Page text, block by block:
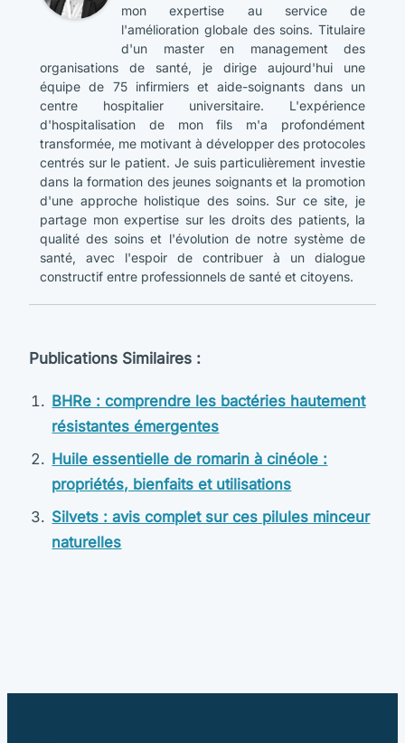
mon expertise au service de
l'amélioration globale des soins. Titulaire
d'un master en management des
organisations de santé, je dirige aujourd'hui une
équipe de 75 infirmiers et aide-soignants dans un
centre hospitalier universitaire. L'expérience
d'hospitalisation de mon fils m'a profondément
transformée, me motivant à développer des protocoles
centrés sur le patient. Je suis particulièrement investie
dans la formation des jeunes soignants et la promotion
d'une approche holistique des soins. Sur ce site, je
partage mon expertise sur les droits des patients, la
qualité des soins et l'évolution de notre système de
santé, avec l'espoir de contribuer à un dialogue
constructif entre professionnels de santé et citoyens.
Publications Similaires :
BHRe : comprendre les bactéries hautement
résistantes émergentes
Huile essentielle de romarin à cinéole :
propriétés, bienfaits et utilisations
Silvets : avis complet sur ces pilules minceur
naturelles